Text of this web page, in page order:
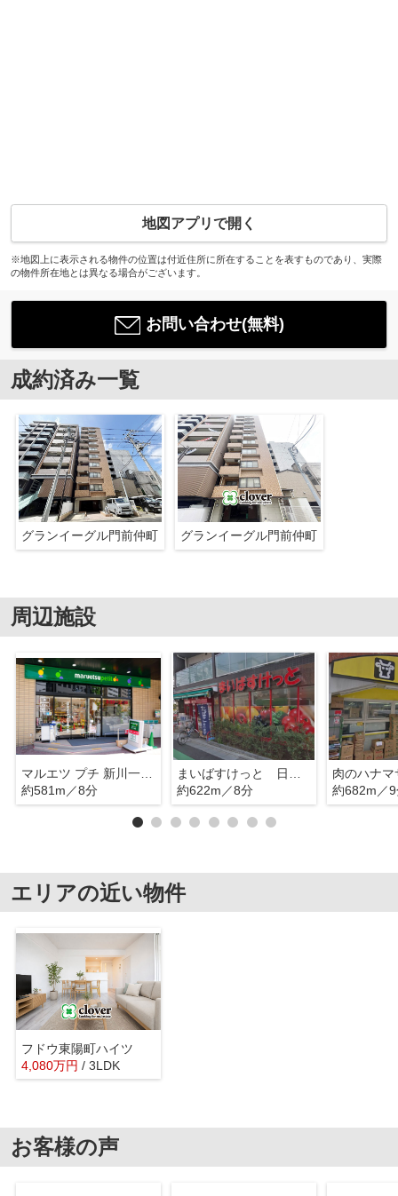
地図アプリで開く
※地図上に表示される物件の位置は付近住所に所在することを表すものであり、実際
の物件所在地とは異なる場合がございます。
お問い合わせ(無料)
成約済み一覧
グランイーグル門前仲町 グランイーグル門前仲町
周辺施設
マルエツ プチ 新川一丁目店
約581m／8分
約622m／8分
約682m／
エリアの近い物件
フドウ東陽町ハイツ
4,080万円 / 3LDK
お客様の声